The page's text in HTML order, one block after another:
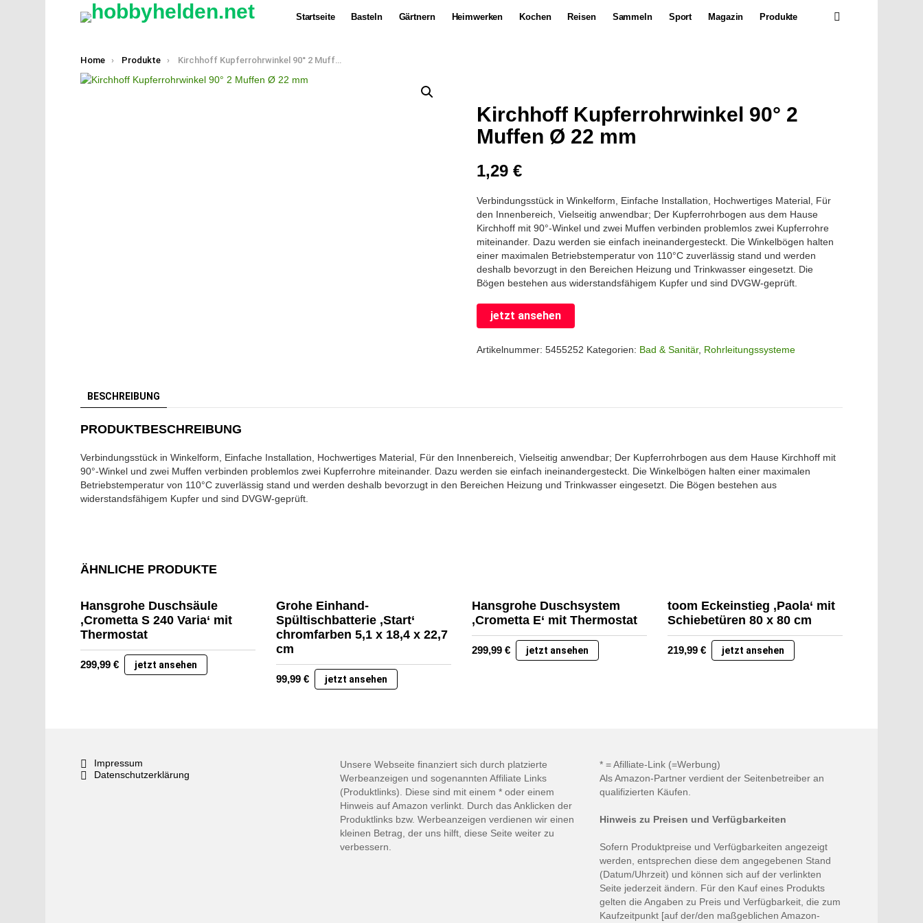
Startseite Basteln Gärtnern Heimwerken Kochen Reisen Sammeln Sport Magazin Produkte
You are here:
Home Produkte Kirchhoff Kupferrohrwinkel 90° 2 Muffen Ø 22 mm
Kirchhoff Kupferrohrwinkel 90° 2
Muffen Ø 22 mm
1,29€
Verbindungsstück in Winkelform, Einfache Installation, Hochwertiges Material, Für
den Innenbereich, Vielseitig anwendbar; Der Kupferrohrbogen aus dem Hause
Kirchhoff mit 90°-Winkel und zwei Muffen verbinden problemlos zwei Kupferrohre
miteinander. Dazu werden sie einfach ineinandergesteckt. Die Winkelbögen halten
einer maximalen Betriebstemperatur von 110°C zuverlässig stand und werden
deshalb bevorzugt in den Bereichen Heizung und Trinkwasser eingesetzt. Die
Bögen bestehen aus widerstandsfähigem Kupfer und sind DVGW-geprüft.
jetzt ansehen
Artikelnummer:5455252 Kategorien: Bad & Sanitär, Rohrleitungssysteme
BESCHREIBUNG
PRODUKTBESCHREIBUNG
Verbindungsstück in Winkelform, Einfache Installation, Hochwertiges Material, Für den Innenbereich, Vielseitig anwendbar; Der Kupferrohrbogen aus dem Hause Kirchhoff mit
90°-Winkel und zwei Muffen verbinden problemlos zwei Kupferrohre miteinander. Dazu werden sie einfach ineinandergesteckt. Die Winkelbögen halten einer maximalen
Betriebstemperatur von 110°C zuverlässig stand und werden deshalb bevorzugt in den Bereichen Heizung und Trinkwasser eingesetzt. Die Bögen bestehen aus
widerstandsfähigem Kupfer und sind DVGW-geprüft.
ÄHNLICHE PRODUKTE
Hansgrohe Duschsäule
‚Crometta S 240 Varia‘ mit
Thermostat
299,99 € jetzt ansehen
Grohe Einhand-
Spültischbatterie ‚Start‘
chromfarben 5,1 x 18,4 x 22,7
cm
99,99 € jetzt ansehen
Hansgrohe Duschsystem
‚Crometta E‘ mit Thermostat
299,99 € jetzt ansehen
toom Eckeinstieg ‚Paola‘ mit
Schiebetüren 80 x 80 cm
219,99 € jetzt ansehen
Impressum
Datenschutzerklärung
Unsere Webseite finanziert sich durch platzierte
Werbeanzeigen und sogenannten Affiliate Links
(Produktlinks). Diese sind mit einem * oder einem
Hinweis auf Amazon verlinkt. Durch das Anklicken der
Produktlinks bzw. Werbeanzeigen verdienen wir einen
kleinen Betrag, der uns hilft, diese Seite weiter zu
verbessern.
* = Afilliate-Link (=Werbung)
Als Amazon-Partner verdient der Seitenbetreiber an
qualifizierten Käufen.
Hinweis zu Preisen und Verfügbarkeiten
Sofern Produktpreise und Verfügbarkeiten angezeigt
werden, entsprechen diese dem angegebenen Stand
(Datum/Uhrzeit) und können sich auf der verlinkten
Seite jederzeit ändern. Für den Kauf eines Produkts
gelten die Angaben zu Preis und Verfügbarkeit, die zum
Kaufzeitpunkt [auf der/den maßgeblichen Amazon-